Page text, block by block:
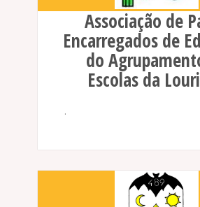
Associação de
Encarregados de
do
Escolas da
.